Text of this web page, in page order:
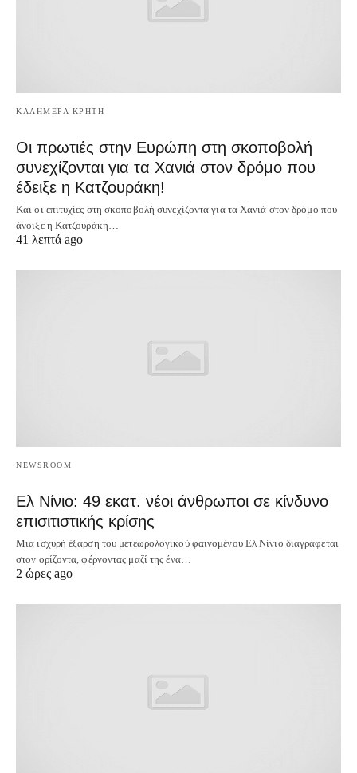
ΚΑΛΗΜΕΡΑ ΚΡΗΤΗ
Οι πρωτιές στην Ευρώπη στη σκοποβολή
συνεχίζονται για τα Χανιά στον δρόμο που
έδειξε η Κατζουράκη!
Και οι επιτυχίες στη σκοποβολή συνεχίζοντα για τα Χανιά στον δρόμο που
άνοιξε η Κατζουράκη…
41 λεπτά ago
NEWSROOM
Ελ Νίνιο: 49 εκατ. νέοι άνθρωποι σε κίνδυνο
επισιτιστικής κρίσης
Μια ισχυρή έξαρση του μετεωρολογικού φαινομένου Ελ Νίνιο διαγράφεται
στον ορίζοντα, φέρνοντας μαζί της ένα…
2 ώρες ago